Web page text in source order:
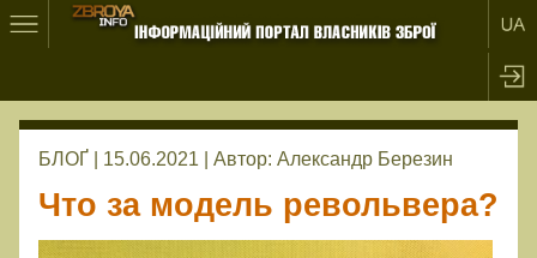
БЛОҐ | 15.06.2021 | Автор: Александр Березин
Что за модель револьвера?